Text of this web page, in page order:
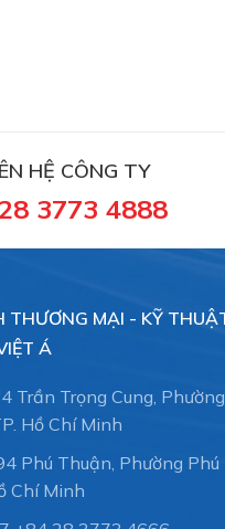
HỆ CÔNG TY
3773 4888
THƯƠNG MẠI - KỸ
Á
Trần Trọng Cung, Phường
Hồ Chí Minh
Phú Thuận, Phường Phú
Chí Minh